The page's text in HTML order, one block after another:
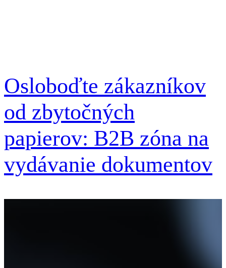
Osloboďte zákazníkov
od zbytočných
papierov: B2B zóna na
vydávanie dokumentov